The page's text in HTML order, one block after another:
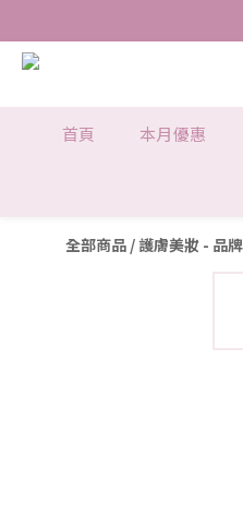
首頁 本月優惠
全部商品 /護膚美妝 - 品